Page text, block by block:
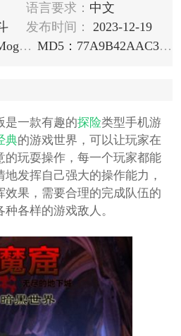
语言要求： 中文
发布时间：
2023-12-19
包名：com.clovare.MogulAndroid
MD5：77A9B42AAC34D9B9D817B96A9A4FFB4E
是一款有趣的探险类型手机游
典的游戏世界，可以让玩家在
的玩耍操作，每一个玩家都能
发挥自己强大的操作能力，
效果，需要合理的完成队伍的
各样的游戏敌人。